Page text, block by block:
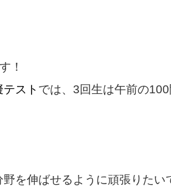
！
テスト では、3回生は午前の
を伸ばせるように頑張りたい